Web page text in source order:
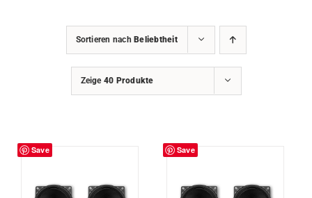
Sortieren nach Beliebtheit
Zeige 40 Produkte
Save Save